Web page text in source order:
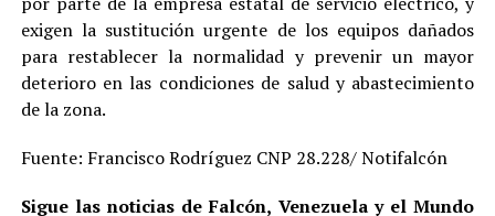
exigen la sustitución urgente de los equipos dañados
para restablecer la normalidad y prevenir un mayor
deterioro en las condiciones de salud y abastecimiento
de la zona.
Fuente: Francisco Rodríguez CNP 28.228/ Notifalcón
Sigue las noticias de Falcón, Venezuela y el Mundo